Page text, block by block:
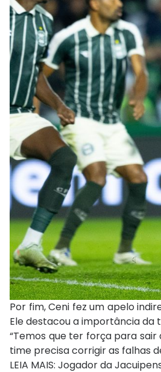
Por fim, Ceni fez um apelo
Ele destacou a importância da
“Temos que ter força para
time precisa corrigir as falhas
LEIA MAIS: Jogador da